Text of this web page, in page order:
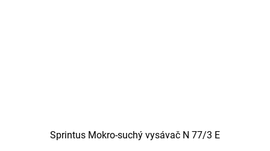
Sprintus Mokro-suchý vysávač N 77/3 E